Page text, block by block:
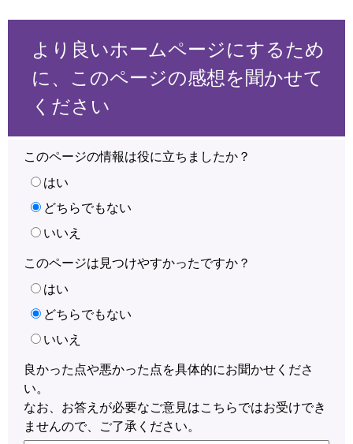
より良いホームページにするため
に、このページの感想を聞かせて
ください
このページの情報は役に立ちましたか？
はい
どちらでもない
いいえ
このページは見つけやすかったですか？
はい
どちらでもない
いいえ
良かった点や悪かった点を具体的にお聞かせくださ
い。
なお、お答えが必要なご意見はこちらではお受けでき
ませんので、ご了承ください。